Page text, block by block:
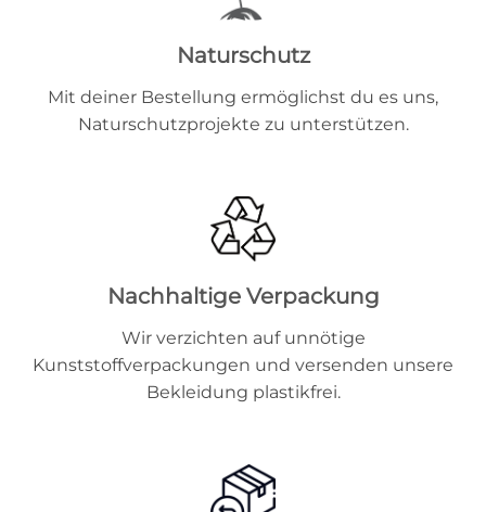
Naturschutz
Mit deiner Bestellung ermöglichst du es uns,
Naturschutzprojekte zu unterstützen.
Nachhaltige Verpackung
Wir verzichten auf unnötige
Kunststoffverpackungen und versenden unsere
Bekleidung plastikfrei.